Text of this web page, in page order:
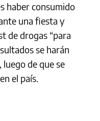
haber consumido
una fiesta y
de drogas “para
se harán
de que se
el país.